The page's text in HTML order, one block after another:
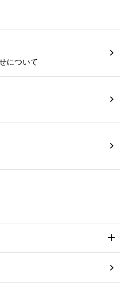
について